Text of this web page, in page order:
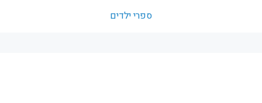
ספרי ילדים